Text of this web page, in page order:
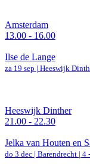
Amsterdam
13.00 - 16.00
Ilse de Lange
za 19 sep | Heeswijk
Heeswijk Dinther
21.00 - 22.30
Jelka van Houten en
do 3 dec | Barendrecht | 4